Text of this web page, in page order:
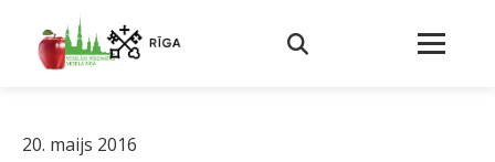
20. maijs 2016